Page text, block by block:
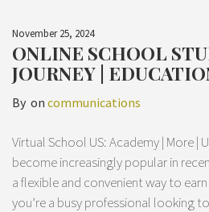
November 25, 2024
ONLINE SCHOOL
JOURNEY |
By on communications
Virtual School US: Academy | More |
become increasingly popular in
a flexible and convenient way to
you’re a busy professional looking